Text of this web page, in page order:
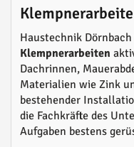
Haustechnik
Klempnerarbeiten
Dachrinnen,
Materialien wie Zink
bestehender
die Fachkräfte des
Aufgaben bestens